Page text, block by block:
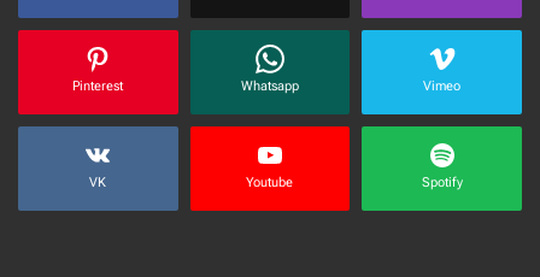
Pinterest Whatsapp Vimeo
VK Youtube Spotify